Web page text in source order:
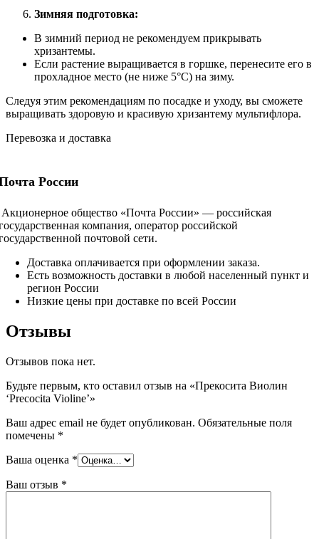
Зимняя подготовка:
В зимний период не рекомендуем прикрывать
хризантемы.
Если растение выращивается в горшке, перенесите его в
прохладное место (не ниже 5°C) на зиму.
Следуя этим рекомендациям по посадке и уходу, вы сможете
выращивать здоровую и красивую хризантему мультифлора.
Перевозка и доставка
России
общество «Почта России» — российская
компания, оператор российской
почтовой сети.
Доставка оплачивается при оформлении заказа.
Есть возможность доставки в любой населенный пункт и
регион России
Низкие цены при доставке по всей России
Отзывы
Отзывов пока нет.
Будьте первым, кто оставил отзыв на «Прекосита Виолин
‘Precocita Violine’»
Ваш адрес email не будет опубликован. Обязательные поля
помечены *
Ваша оценка *
Ваш отзыв *